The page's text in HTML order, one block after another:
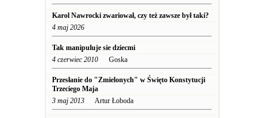
Karol Nawrocki zwariował, czy też zawsze był taki?
4 maj 2026
Tak manipuluje sie dziecmi
4 czerwiec 2010 Goska
Przesłanie do "Zmielonych" w Święto Konstytucji
Trzeciego Maja
3 maj 2013 Artur Łoboda